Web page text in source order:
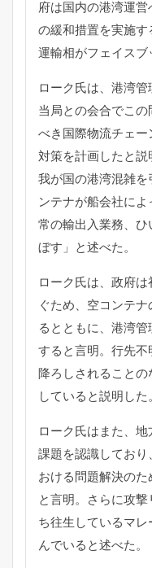
府は国内の港湾運営
の緩和措置を実施す
運輸相がフェイスブ
ローク氏は、港湾管
当局との会合でこの
べき国際物流チェ
対策を計画したと説
我が国の港湾混雑を
ンテナが船会社によ
常の輸出入業務、ひ
ぼす」
と述べた。
ローク氏は、政府
ぐため、 空コンテナ
るとともに、 港湾管
すると言明。 行先不
降ろしされることの
していると説明した
ローク氏はまた、 地
課題を認識しており
おける問題解決の
と言明。
さらに攻
ち往生しているマレ
んでいると述べた。